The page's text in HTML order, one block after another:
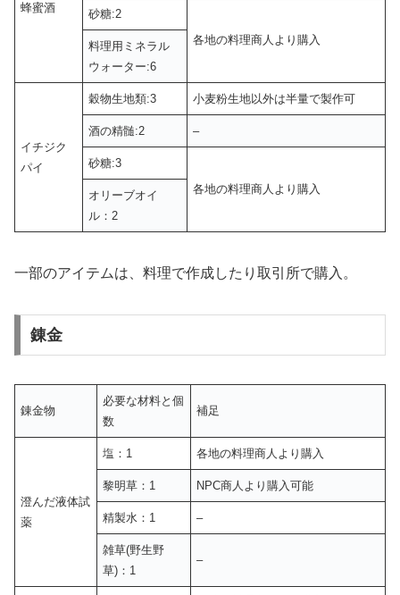
蜂蜜酒
砂糖:2
各地の料理商人より購入
料理用ミネラル
ウォーター:6
イチジク
パイ
穀物生地類:3 小麦粉生地以外は半量で製作可
酒の精髄:2 –
砂糖:3
各地の料理商人より購入
オリーブオイ
ル：2
一部のアイテムは、料理で作成したり取引所で購入。
錬金
錬金物
必要な材料と個
数
補足
澄んだ液体試
薬
塩：1 各地の料理商人より購入
黎明草：1 NPC商人より購入可能
精製水：1 –
雑草(野生野
草)：1
–